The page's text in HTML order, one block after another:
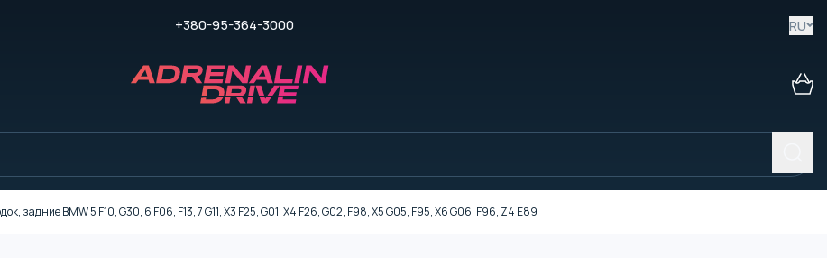
+380-95-364-3000 RU
задние BMW 5 F10, G30, 6 F06, F13, 7 G11, X3 F25, G01, X4 F26, G02, F98, X5 G05, F95, X6 G06, F96, Z4 E89